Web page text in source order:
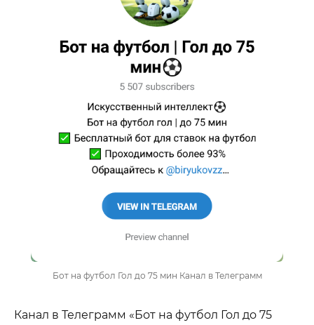
Бот на футбол Гол до 75 мин Канал в Телеграмм
Канал в Телеграмм «Бот на футбол Гол до 75